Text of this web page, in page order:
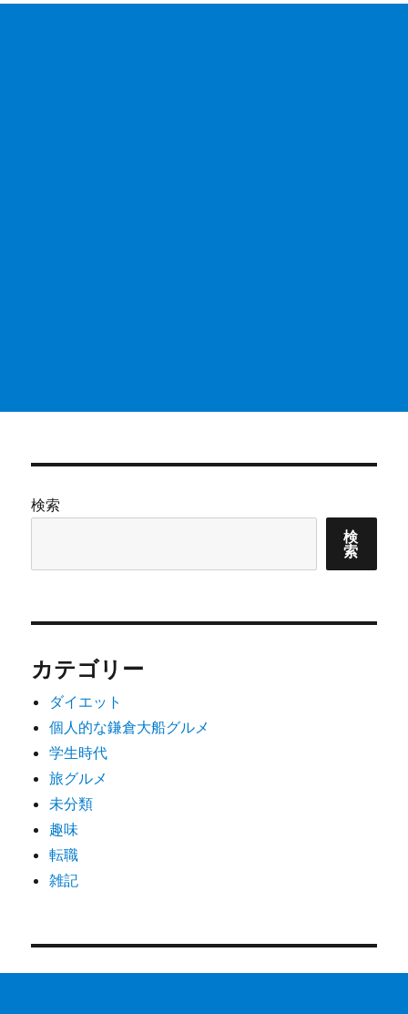
検索
検
索
カテゴリー
ダイエット
個人的な鎌倉大船グルメ
学生時代
旅グルメ
未分類
趣味
転職
雑記